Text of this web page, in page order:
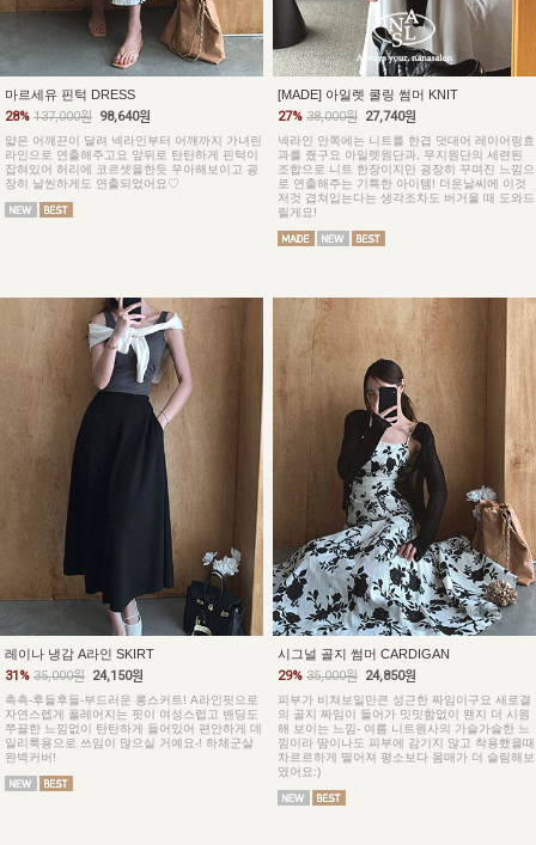
마르세유 핀턱 DRESS
28% 137,000원 98,640원
얇은 어깨끈이 달려 넥라인부터 어깨까지 가녀린
라인으로 연출해주고요 앞뒤로 탄탄하게 핀턱이
잡혀있어 허리에 코르셋을한듯 우아해보이고 굉
장히 날씬하게도 연출되었어요♡
[MADE] 아일렛 쿨링 썸머 KNIT
27% 38,000원 27,740원
넥라인 안쪽에는 니트를 한겹 덧대어 레이어링효
과를 줬구요 아일렛원단과, 무지원단의 세련된
조합으로 니트 한장이지만 굉장히 꾸며진 느낌으
로 연출해주는 기특한 아이템! 더운날씨에 이것
저것 겹쳐입는다는 생각조차도 버거울 때 도와드
릴게요!
레이나 냉감 A라인 SKIRT
31% 35,000원 24,150원
촉촉-후들후들-부드러운 롱스커트! A라인핏으로
자연스렙게 플레어지는 핏이 여성스럽고 밴딩도
쭈끌한 느낌없이 탄탄하게 들어있어 편안하게 데
일리룩용으로 쓰임이 많으실 거예요-! 하체군살
완벽커버!
시그널 골지 썸머 CARDIGAN
29% 35,000원 24,850원
피부가 비쳐보일만큰 성근한 짜임이구요 세로결
의 골지 짜임이 들어가 밋밋함없이 왠지 더 시원
해 보이는 느낌- 여름 니트원사의 가슬가슬한 느
낌이라 땀이나도 피부에 감기지 않고 착용했을때
차르르하게 떨어져 평소보다 몸매가 더 슬림해보
였어요:)